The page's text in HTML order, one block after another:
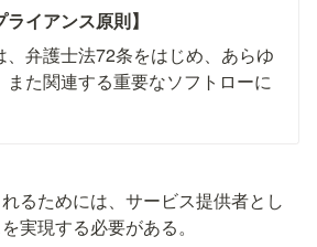
ライアンス原則】
弁護士法72条をはじめ、あらゆ
また関連する重要なソフトローに
るためには、サービス提供者とし
実現する必要がある。